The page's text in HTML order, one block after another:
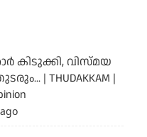
കിടുക്കി, വിസ്മയ
| THUDAKKAM |